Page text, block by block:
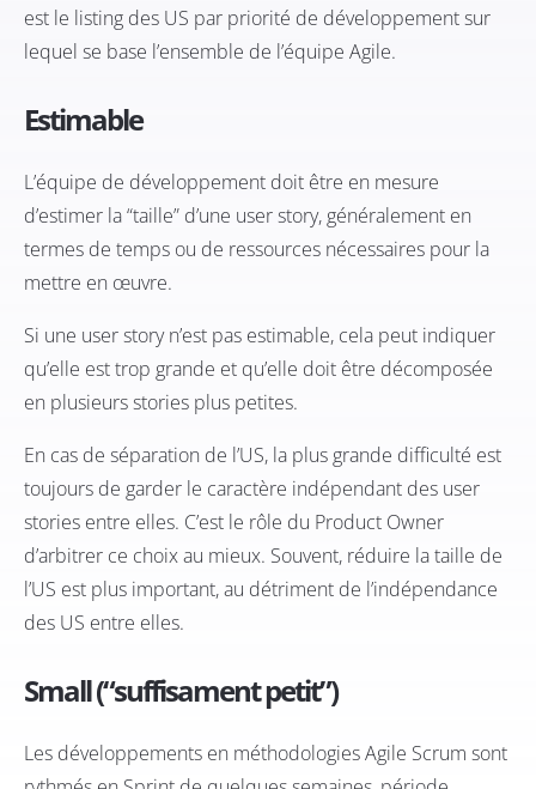
est le listing des US par priorité de développement sur
lequel se base l’ensemble de l’équipe Agile.
Estimable
L’équipe de développement doit être en mesure
d’estimer la “taille” d’une user story, généralement en
termes de temps ou de ressources nécessaires pour la
mettre en œuvre.
Si une user story n’est pas estimable, cela peut indiquer
qu’elle est trop grande et qu’elle doit être décomposée
en plusieurs stories plus petites.
En cas de séparation de l’US, la plus grande difficulté est
toujours de garder le caractère indépendant des user
stories entre elles. C’est le rôle du Product Owner
d’arbitrer ce choix au mieux. Souvent, réduire la taille de
l’US est plus important, au détriment de l’indépendance
des US entre elles.
Small (“suffisament petit”)
Les développements en méthodologies Agile Scrum sont